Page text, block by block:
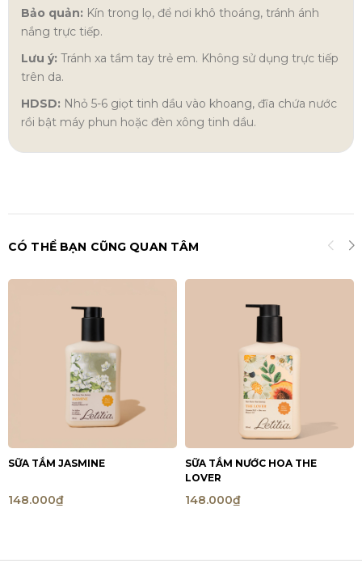
Bảo quản: Kín trong lọ, để nơi khô thoáng, tránh ánh
nắng trực tiếp.
Lưu ý: Tránh xa tầm tay trẻ em. Không sử dụng trực tiếp
trên da.
HDSD: Nhỏ 5-6 giọt tinh dầu vào khoang, đĩa chứa nước
rồi bật máy phun hoặc đèn xông tinh dầu.
CÓ THỂ BẠN CŨNG QUAN TÂM
SỮA TẮM JASMINE
148.000₫
SỮA TẮM NƯỚC HOA THE
LOVER
148.000₫